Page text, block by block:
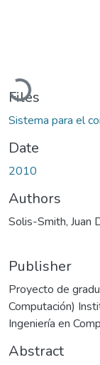
Loading...
Files
Sistema para el
Date
2010
Authors
Solis-Smith, Juan
Publisher
Proyecto de
Computación)
Ingeniería en
Abstract